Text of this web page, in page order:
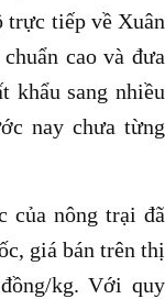
trực tiếp về Xuân
cao và đưa
khẩu sang nhiều
nay chưa từng
của nông trại đã
giá bán trên thị
kg. Với quy